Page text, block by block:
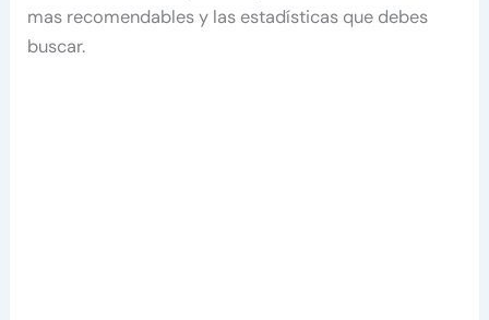
mas recomendables y las estadísticas que debes
buscar.